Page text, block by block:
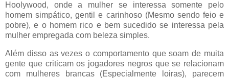
Hoolywood, onde a mulher se interessa somente pelo
homem simpático, gentil e carinhoso (Mesmo sendo feio e
pobre), e o homem rico e bem sucedido se interessa pela
mulher empregada com beleza simples.
Além disso as vezes o comportamento que soam de muita
gente que criticam os jogadores negros que se relacionam
com mulheres brancas (Especialmente loiras), parecem